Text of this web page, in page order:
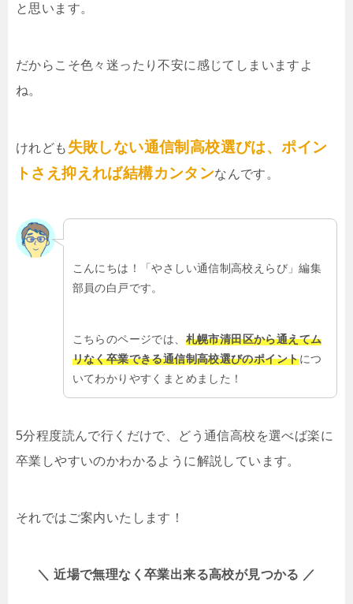
と思います。
だからこそ色々迷ったり不安に感じてしまいますよ
ね。
けれども 失敗しない通信制高校選びは、ポイン
トさえ抑えれば結構カンタンなんです。
こんにちは！「やさしい通信制高校えらび」編集
部員の白戸です。
こちらのページでは、 札幌市清田区から通えてム
リなく卒業できる通信制高校選びのポイントにつ
いてわかりやすくまとめました！
5分程度読んで行くだけで、どう通信高校を選べば楽に
卒業しやすいのかわかるように解説しています。
それではご案内いたします！
＼ 近場で無理なく卒業出来る高校が見つかる ／